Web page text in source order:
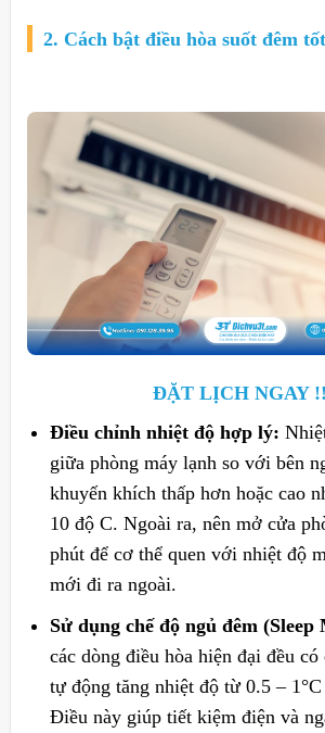
2. Cách bật điều hòa suốt đêm
ĐẶT LỊCH NGAY
Điều chỉnh nhiệt độ hợp lý:
giữa phòng máy lạnh so với bên
khuyến khích thấp hơn hoặc cao
10 độ C. Ngoài ra, nên mở cửa
phút để cơ thể quen với nhiệt độ
mới đi ra ngoài.
Sử dụng chế độ ngủ đêm (Sleep
các dòng điều hòa hiện đại đều có
tự động tăng nhiệt độ từ 0.5 –
Điều này giúp tiết kiệm điện và